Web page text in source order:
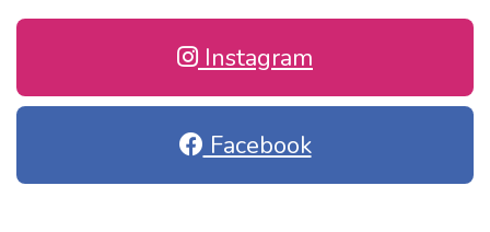
Instagram
Facebook